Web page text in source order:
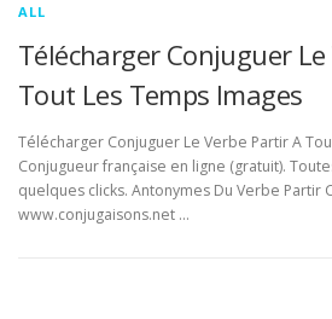
ALL
Télécharger Conjuguer
Tout Les Temps Images
Télécharger Conjuguer Le Verbe Partir A
Conjugueur française en ligne (gratuit).
quelques clicks. Antonymes Du Verbe Partir
www.conjugaisons.net …